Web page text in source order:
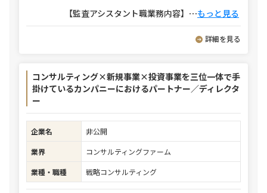
【監査アシスタント職業務内容】 ⋯もっと見る
詳細を見る
コンサルティング×新規事業×投資事業を三位一体で手
掛けているカンパニーにおけるパートナー／ディレクタ
ー
企業名
非公開
業界
コンサルティングファーム
業種・職種
戦略コンサルティング